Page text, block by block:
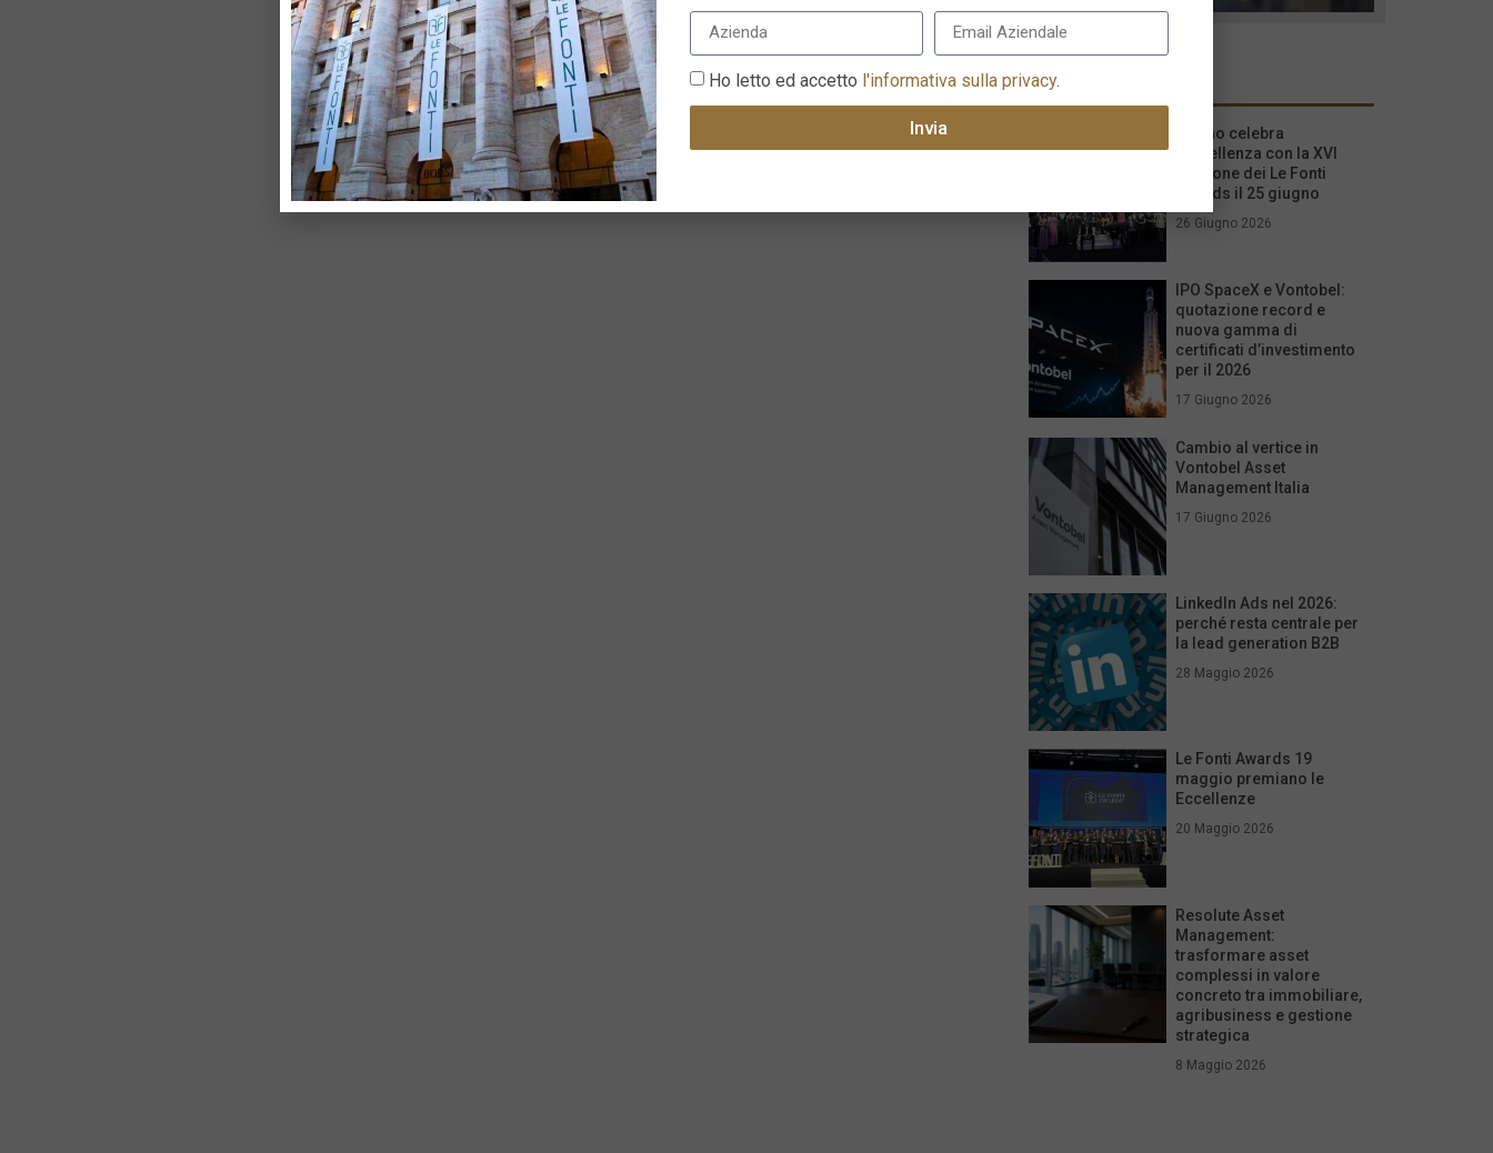
I più recenti
Milano celebra
l’eccellenza con la XVI
edizione dei Le Fonti
Awards il 25 giugno
26 Giugno 2026
IPO SpaceX e Vontobel:
quotazione record e
nuova gamma di
certificati d’investimento
per il 2026
17 Giugno 2026
Cambio al vertice in
Vontobel Asset
Management Italia
17 Giugno 2026
LinkedIn Ads nel 2026:
perché resta centrale per
la lead generation B2B
28 Maggio 2026
Le Fonti Awards 19
maggio premiano le
Eccellenze
20 Maggio 2026
Resolute Asset
Management:
trasformare asset
complessi in valore
concreto tra immobiliare,
agribusiness e gestione
strategica
8 Maggio 2026
Ho letto ed accetto l'informativa sulla privacy.
Invia